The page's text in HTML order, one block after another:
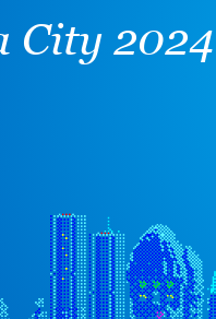
City 2024